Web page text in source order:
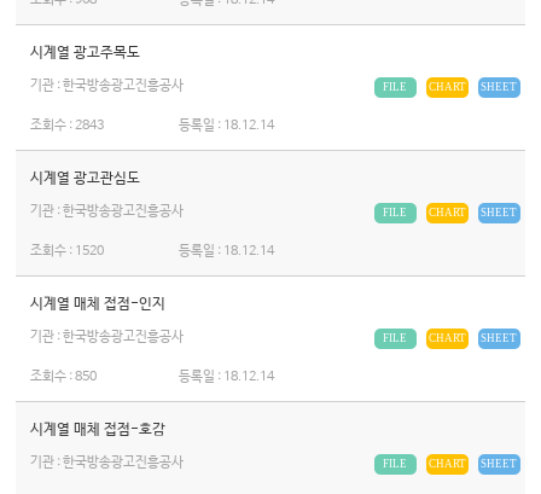
시계열 광고주목도
기관 : 한국방송광고진흥공사 SHEET
CHART
FILE
조회수 :2843 등록일 : 18.12.14
시계열 광고관심도
기관 : 한국방송광고진흥공사 SHEET
CHART
FILE
조회수 : 1520 등록일 : 18.12.14
시계열 매체 접점-인지
기관 : 한국방송광고진흥공사 SHEET
CHART
FILE
조회수 :850 등록일 : 18.12.14
시계열 매체 접점-호감
기관 : 한국방송광고진흥공사 SHEET
CHART
FILE